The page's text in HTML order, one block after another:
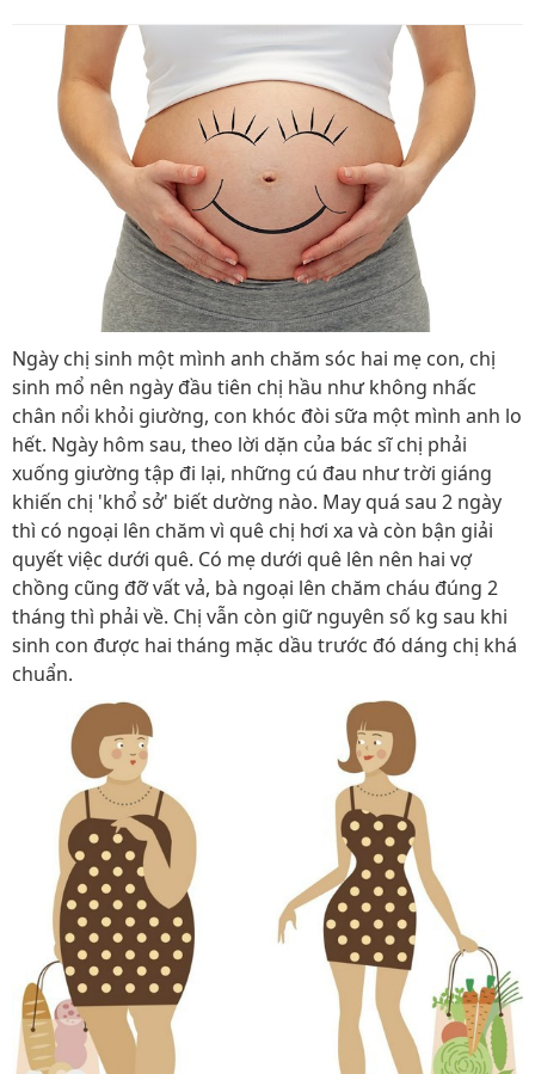
Ngày chị sinh một mình anh chăm sóc hai mẹ con, chị
sinh mổ nên ngày đầu tiên chị hầu như không nhấc
chân nổi khỏi giường, con khóc đòi sữa một mình anh lo
hết. Ngày hôm sau, theo lời dặn của bác sĩ chị phải
xuống giường tập đi lại, những cú đau như trời giáng
khiến chị 'khổ sở' biết dường nào. May quá sau 2 ngày
thì có ngoại lên chăm vì quê chị hơi xa và còn bận giải
quyết việc dưới quê. Có mẹ dưới quê lên nên hai vợ
chồng cũng đỡ vất vả, bà ngoại lên chăm cháu đúng 2
tháng thì phải về. Chị vẫn còn giữ nguyên số kg sau khi
sinh con được hai tháng mặc dầu trước đó dáng chị khá
chuẩn.